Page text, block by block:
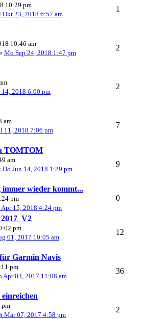
10:29 pm
Okt 23, 2018 6:57 am
1
10:46 am
Mo Sep 24, 2018 1:47 pm
2
14, 2018 6:00 pm
2
am
11, 2018 7:06 pm
7
TOMTOM
am
Do Jun 14, 2018 1:29 pm
9
wieder kommt...
pm
Apr 15, 2018 4:24 pm
0
pm
01, 2017 10:05 am
12
Garmin Navis
pm
Apr 03, 2017 11:08 am
36
einreichen
pm
Mär 07, 2017 4:58 pm
2